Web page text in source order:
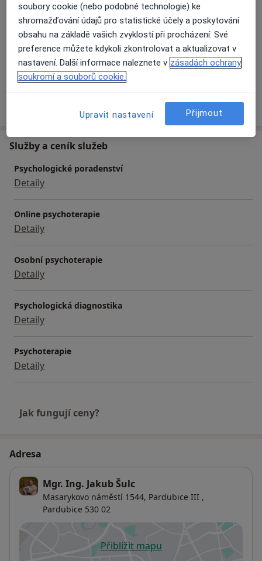
Hlavní léčená onemocnění
Emoční poruchy
Emocionální bolest
Generalizované úzkostné poruchy
Sociální fobie
Poruchy v mezilidských vztazích
+2
o zkušenostech
Služby a ceník služeb
Psychologické poradenství
Detaily
Online psychoterapie
Detaily
Osobní psychoterapie
Detaily
Psychologická diagnostika
Detaily
Psychoterapie
Detaily
Jak fungují ceny?
Adresa
Mgr. Ing. Jakub Šulc
Masarykovo náměstí 1544, Pardubice III ,
Pardubice 530 02
Přiblížit mapuse otevře v nové záložce
soubory cookie (nebo podobné technologie) ke
shromažďování údajů pro statistické účely a poskytování
obsahu na základě vašich zvyklostí při procházení. Své
preference můžete kdykoli zkontrolovat a aktualizovat v
nastavení. Další informace naleznete v zásadách ochrany
soukromí a souborů cookie.
Upravit nastavení Přijmout